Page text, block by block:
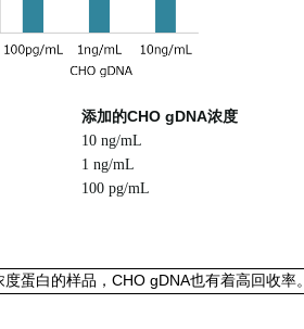
添加的CHO gDNA浓度
10 ng/mL
1 ng/mL
100 pg/mL
蛋白的样品，CHO gDNA也有着高回收率。